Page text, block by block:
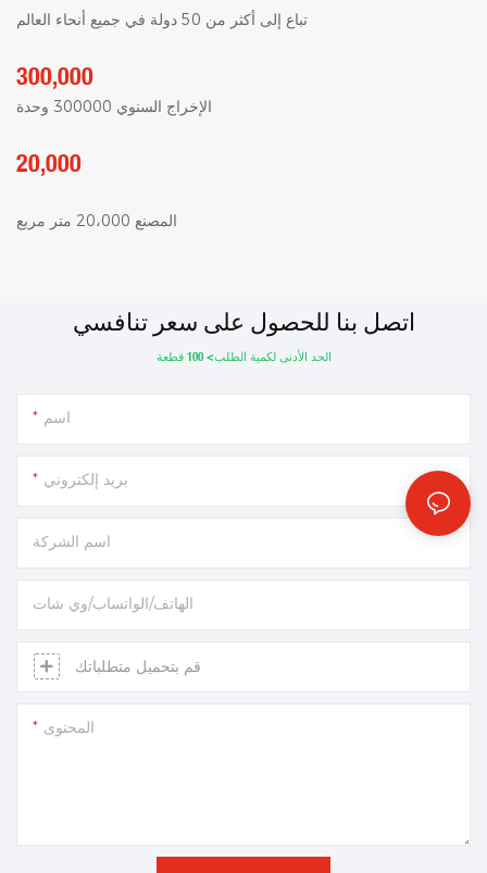
تباع إلى أكثر من 50 دولة في جميع أنحاء العالم
300,000
الإخراج السنوي 300000 وحدة
20,000
المصنع 20،000 متر مربع
اتصل بنا للحصول على سعر تنافسي
الحد الأدنى لكمية الطلب> 100 قطعة
اسم
بريد إلكتروني
اسم الشركة
الهاتف/الواتساب/وي شات
قم بتحميل متطلباتك
المحتوى